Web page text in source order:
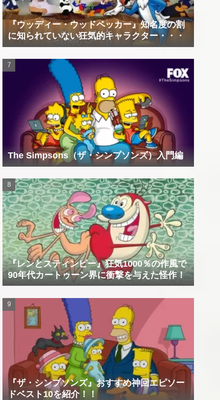
『ウッディー・ウッドペッカー』知名度の割
に知られていない狂気的キャラクター・・・
The Simpsons（ザ・シンプソンズ）入門編
『レンとスティンピー』狂気1000％の作風で
90年代カートゥーン界に衝撃を与えた怪作！
『ザ・シンプソンズ』おすすめ神回エピソー
ドベスト10を紹介！！